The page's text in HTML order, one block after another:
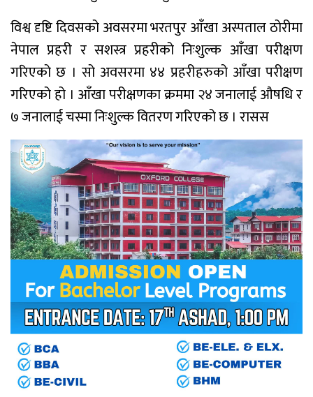
विश्व दृष्टि दिवसको अवसरमा भरतपुर आँखा अस्पताल ठोरीमा
नेपाल प्रहरी र सशस्त्र प्रहरीको निःशुल्क आँखा परीक्षण
गरिएको छ । सो अवसरमा ४४ प्रहरीहरुको आँखा परीक्षण
गरिएको हो । आँखा परीक्षणका क्रममा २४ जनालाई औषधि र
७ जनालाई चस्मा निःशुल्क वितरण गरिएको छ । रासस